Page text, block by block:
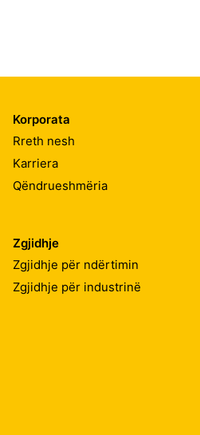
Korporata
Rreth nesh
Karriera
Qëndrueshmëria
Zgjidhje
Zgjidhje për ndërtimin
Zgjidhje për industrinë